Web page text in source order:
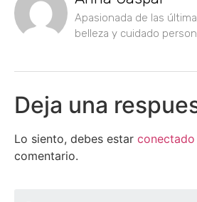
Apasionada de las
belleza y cuidado
Deja una
Lo siento, debes estar conectado
comentario.